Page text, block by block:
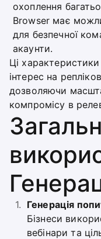
охоплення
Browser має
для безпечної
акаунти.
Ці
інтерес на
дозволяючи
компромісу в
Генерація
Бізнеси
вебінари та